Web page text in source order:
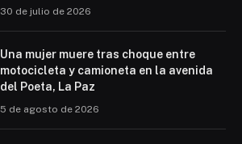
30 de julio de 2026
Una mujer muere tras choque entre
motocicleta y camioneta en la avenida
del Poeta, La Paz
5 de agosto de 2026